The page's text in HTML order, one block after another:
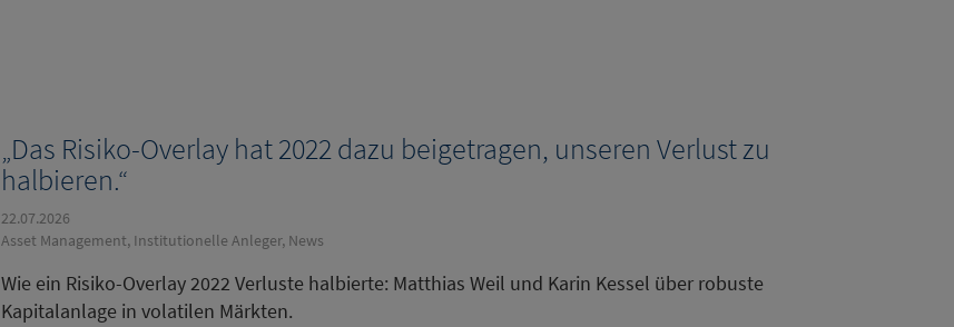
„Das Risiko-Overlay hat 2022 dazu beigetragen, unseren Verlust zu
halbieren.“
22.07.2026
Asset Management, Institutionelle Anleger, News
Wie ein Risiko-Overlay 2022 Verluste halbierte: Matthias Weil und Karin Kessel über robuste
Kapitalanlage in volatilen Märkten.